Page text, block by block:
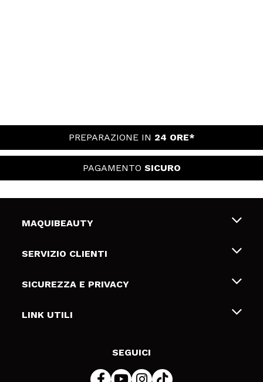
PREPARAZIONE IN 24 ORE*
PAGAMENTO SICURO
MAQUIBEAUTY
Chi siamo
Gift Cards
SERVIZIO CLIENTI
Spedizioni & Resi
Metodi di pagamamento
SICUREZZA E PRIVACY
Termini e condizioni
LINK UTILI
SEGUICI